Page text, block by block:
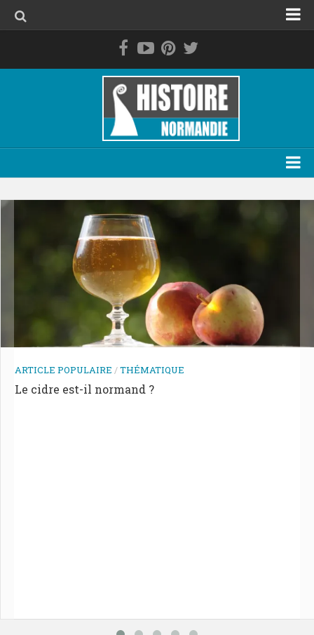
La Normandie avant les Normands
Le duché de Normandie
La Normandie de 1469 à 1789
La Normandie contemporaine
Thématique
ARTICLE POPULAIRE /THÉMATIQUE
Le cidre est-il normand ?